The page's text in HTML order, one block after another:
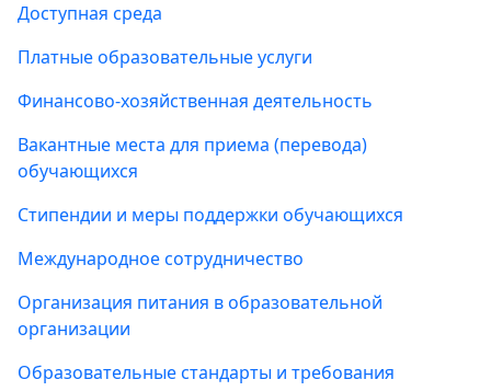
Доступная среда
Платные образовательные услуги
Финансово-хозяйственная деятельность
Вакантные места для приема (перевода)
обучающихся
Стипендии и меры поддержки обучающихся
Международное сотрудничество
Организация питания в образовательной
организации
Образовательные стандарты и требования